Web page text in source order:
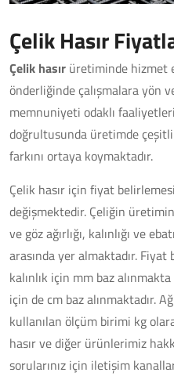
Çelik Hasır
Çelik hasır üretiminde hizmet
önderliğinde çalışmalara yön
memnuniyeti odaklı
doğrultusunda üretimde
farkını ortaya koymaktadır.
Çelik hasır için fiyat
değişmektedir. Çeliğin
ve göz ağırlığı, kalınlığı ve
arasında yer almaktadır.
kalınlık için mm baz
için de cm baz alınmaktadır.
kullanılan ölçüm birimi kg
hasır ve diğer ürünlerimiz
sorularınız için iletişim